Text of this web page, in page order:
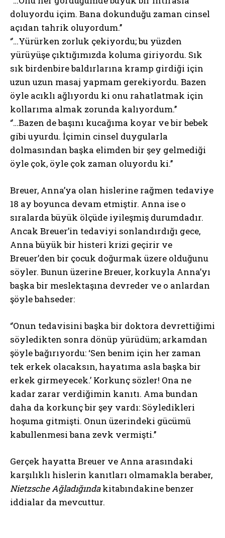
doluyordu içim. Bana dokunduğu zaman cinsel
açıdan tahrik oluyordum.’’
‘’…Yürürken zorluk çekiyordu; bu yüzden
yürüyüşe çıktığımızda koluma giriyordu. Sık
sık birdenbire baldırlarına kramp girdiği için
uzun uzun masaj yapmam gerekiyordu. Bazen
öyle acıklı ağlıyordu ki onu rahatlatmak için
kollarıma almak zorunda kalıyordum.’’
‘’…Bazen de başını kucağıma koyar ve bir bebek
gibi uyurdu. İçimin cinsel duygularla
dolmasından başka elimden bir şey gelmediği
öyle çok, öyle çok zaman oluyordu ki.’’
Breuer, Anna’ya olan hislerine rağmen tedaviye
18 ay boyunca devam etmiştir. Anna ise o
sıralarda büyük ölçüde iyileşmiş durumdadır.
Ancak Breuer’in tedaviyi sonlandırdığı gece,
Anna büyük bir histeri krizi geçirir ve
Breuer’den bir çocuk doğurmak üzere olduğunu
söyler. Bunun üzerine Breuer, korkuyla Anna’yı
başka bir meslektaşına devreder ve o anlardan
şöyle bahseder:
‘’Onun tedavisini başka bir doktora devrettiğimi
söyledikten sonra dönüp yürüdüm; arkamdan
şöyle bağırıyordu: ‘Sen benim için her zaman
tek erkek olacaksın, hayatıma asla başka bir
erkek girmeyecek.’ Korkunç sözler! Ona ne
kadar zarar verdiğimin kanıtı. Ama bundan
daha da korkunç bir şey vardı: Söyledikleri
hoşuma gitmişti. Onun üzerindeki gücümü
kabullenmesi bana zevk vermişti.’’
Gerçek hayatta Breuer ve Anna arasındaki
karşılıklı hislerin kanıtları olmamakla beraber,
Nietzsche Ağladığındakitabındakine benzer
iddialar da mevcuttur.